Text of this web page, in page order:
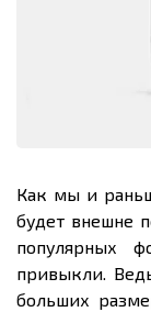
Как мы и
будет внешне
популярных
привыкли.
больших